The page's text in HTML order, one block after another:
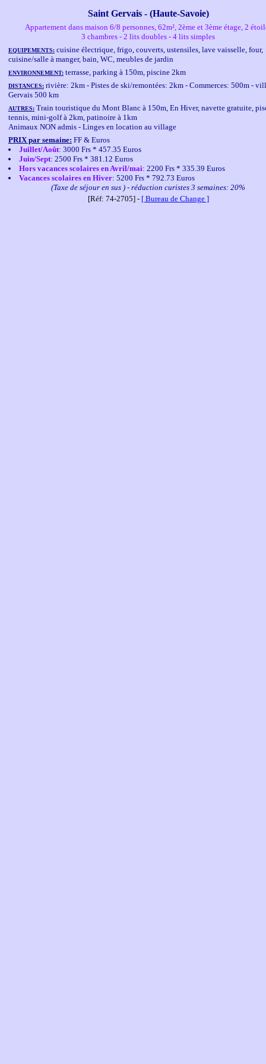
Saint Gervais - (Haute-Savoie)
Appartement dans maison 6/8 personnes, 62m², 2ème et 3ème étage, 2
3 chambres - 2 lits doubles - 4 lits simples
EQUIPEMENTS: cuisine électrique, frigo, couverts, ustensiles, lave vaisselle, four,
cuisine/salle à manger, bain, WC, meubles de jardin
ENVIRONNEMENT: terrasse, parking à 150m, piscine 2km
DISTANCES: rivière: 2km - Pistes de ski/remontées: 2km - Commerces: 500m -
Gervais 500 km
AUTRES: Train touristique du Mont Blanc à 150m, En Hiver, navette gratuite,
tennis, mini-golf à 2km, patinoire à 1km
Animaux NON admis - Linges en location au village
PRIX par semaine: FF & Euros
Juillet/Août: 3000 Frs * 457.35 Euros
Juin/Sept: 2500 Frs * 381.12 Euros
Hors vacances scolaires en Avril/mai: 2200 Frs * 335.39 Euros
Vacances scolaires en Hiver: 5200 Frs * 792.73 Euros
(Taxe de séjour en sus ) - réduction curistes 3 semaines: 20%
[Réf: 74-2705] - [ Bureau de Change ]